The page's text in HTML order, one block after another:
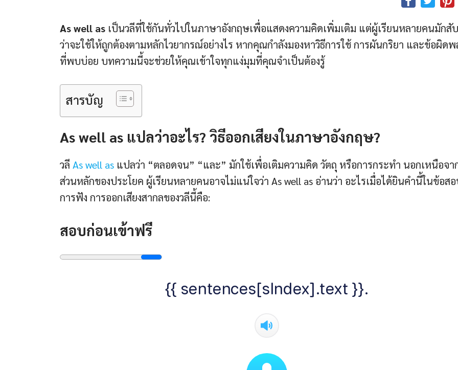
As well as เป็นวลีที่ใช้กันทั่วไปในภาษาอังกฤษเพื่อแสดงความคิดเพิ่มเติม แต่ผู้เรียนหลายคนมักสั
ว่าจะใช้ให้ถูกต้องตามหลักไวยากรณ์อย่างไร หากคุณกำลังมองหาวิธีการใช้ การผันกริยา และข้อผิด
ที่พบบ่อย บทความนี้จะช่วยให้คุณเข้าใจทุกแง่มุมที่คุณจำเป็นต้องรู้
สารบัญ
As well as แปลว่าอะไร? วิธีออกเสียงในภาษาอังกฤษ?
วลี As well as แปลว่า “ตลอดจน” “และ” มักใช้เพื่อเติมความคิด วัตถุ หรือการกระทำ นอกเหนือจา
ส่วนหลักของประโยค ผู้เรียนหลายคนอาจไม่แน่ใจว่า As well as อ่านว่า อะไรเมื่อได้ยินคำนี้ในข้อส
การฟัง การออกเสียงสากลของวลีนี้คือ:
สอบก่อนเข้าฟรี
{{ sentences[sIndex].text }}.